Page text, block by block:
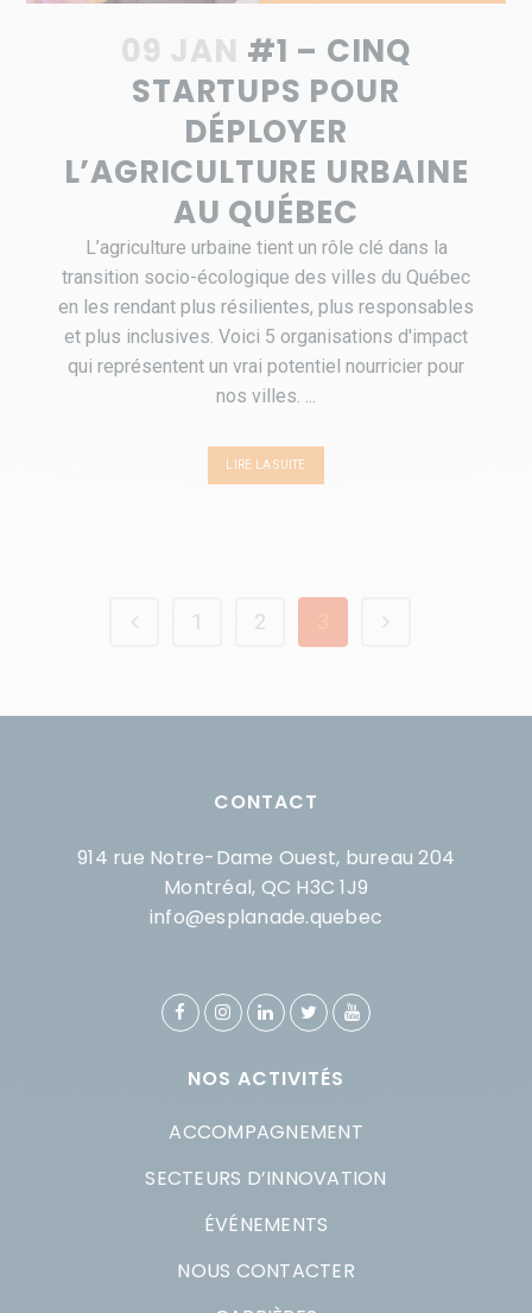
09 JAN #1 – CINQ
STARTUPS POUR
DÉPLOYER
L’AGRICULTURE URBAINE
AU QUÉBEC
L’agriculture urbaine tient un rôle clé dans la
transition socio-écologique des villes du Québec
en les rendant plus résilientes, plus responsables
et plus inclusives. Voici 5 organisations d'impact
qui représentent un vrai potentiel nourricier pour
nos villes. ...
LIRE LA SUITE
1 2
CONTACT
914 rue Notre-Dame Ouest, bureau 204
Montréal, QC H3C 1J9
info@esplanade.quebec
NOS ACTIVITÉS
ACCOMPAGNEMENT
SECTEURS D’INNOVATION
ÉVÉNEMENTS
NOUS CONTACTER